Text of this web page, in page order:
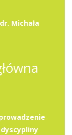
Michała